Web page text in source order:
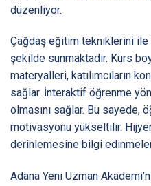
düzenliyor.
Çağdaş eğitim tekniklerini
şekilde sunmaktadır. Kurs
materyalleri, katılımcıların
sağlar. İnteraktif öğrenme
olmasını sağlar. Bu sayede,
motivasyonu yükseltilir.
derinlemesine bilgi
Adana Yeni Uzman